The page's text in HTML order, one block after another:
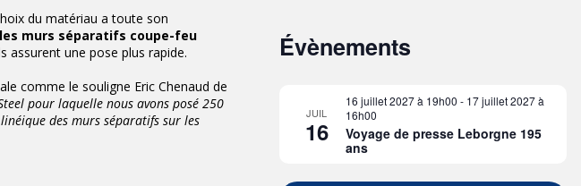
du matériau a toute son
murs séparatifs coupe-feu
assurent une pose plus rapide.
comme le souligne Eric Chenaud de
pour laquelle nous avons posé 250
des murs séparatifs sur les
Évènements
JUIL
16
16 juillet 2027 à 19h00 - 17 juillet 2027 à
16h00
Voyage de presse Leborgne 195
ans